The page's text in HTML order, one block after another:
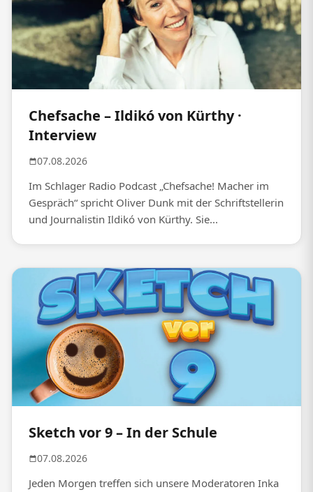
Chefsache – Ildikó von Kürthy ·
Interview
07.08.2026
Im Schlager Radio Podcast „Chefsache! Macher im
Gespräch“ spricht Oliver Dunk mit der Schriftstellerin
und Journalistin Ildikó von Kürthy. Sie...
Sketch vor 9 – In der Schule
07.08.2026
Jeden Morgen treffen sich unsere Moderatoren Inka